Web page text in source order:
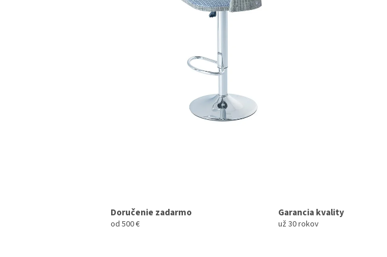
Doručenie zadarmo
od 500 €
Garancia kvality
už 30 rokov